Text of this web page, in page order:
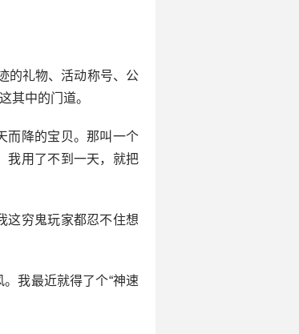
的礼物、活动称号、公
其中的门道。
而降的宝贝。那叫一个
我用了不到一天，就把
这穷鬼玩家都忍不住想
我最近就得了个“神速